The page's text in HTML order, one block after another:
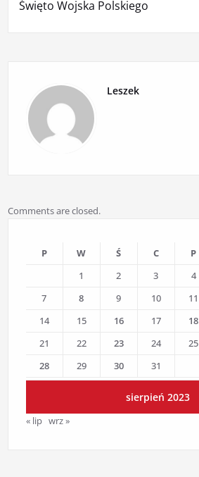
Święto Wojska Polskiego
Leszek
Comments are closed.
sierpień 2023
P W Ś C P
1
2 3 4
7
8 9 10 11
14
15 16 17 18
21
22 23 24 25
28
29 30 31
« lip wrz »